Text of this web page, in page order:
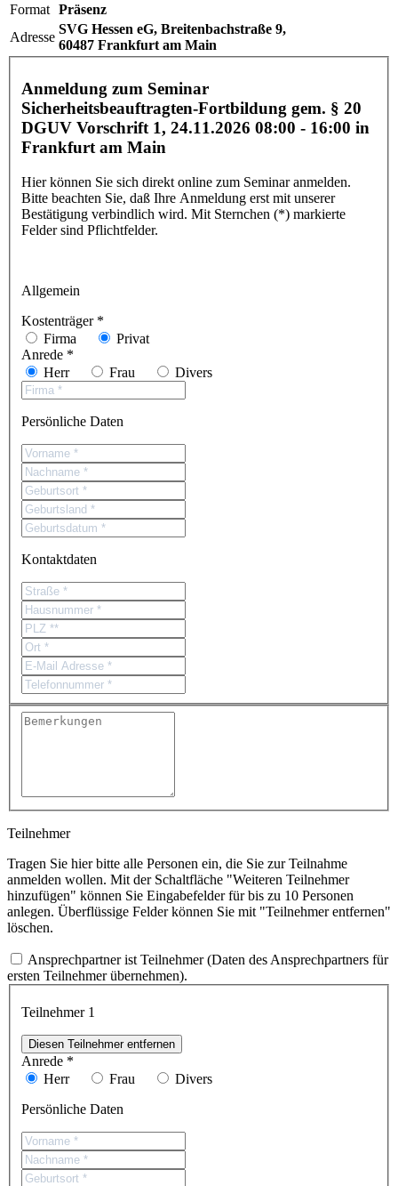
Format Präsenz
Adresse
SVG Hessen eG, Breitenbachstraße 9,
60487 Frankfurt am Main
Anmeldung zum Seminar
Sicherheitsbeauftragten-Fortbildung gem. § 20
DGUV Vorschrift 1, 24.11.2026 08:00 - 16:00 in
Frankfurt am Main
Hier können Sie sich direkt online zum Seminar anmelden.
Bitte beachten Sie, daß Ihre Anmeldung erst mit unserer
Bestätigung verbindlich wird. Mit Sternchen (*) markierte
Felder sind Pflichtfelder.
Allgemein
Kostenträger *
Firma
Privat
Anrede *
Herr
Frau Divers
Persönliche Daten
Kontaktdaten
Teilnehmer
Tragen Sie hier bitte alle Personen ein, die Sie zur Teilnahme
anmelden wollen. Mit der Schaltfläche "Weiteren Teilnehmer
hinzufügen" können Sie Eingabefelder für bis zu 10 Personen
anlegen. Überflüssige Felder können Sie mit "Teilnehmer entfernen"
löschen.
Ansprechpartner ist Teilnehmer (Daten des Ansprechpartners für
ersten Teilnehmer übernehmen).
Teilnehmer 1
Diesen Teilnehmer entfernen
Anrede *
Herr
Frau
Divers
Persönliche Daten